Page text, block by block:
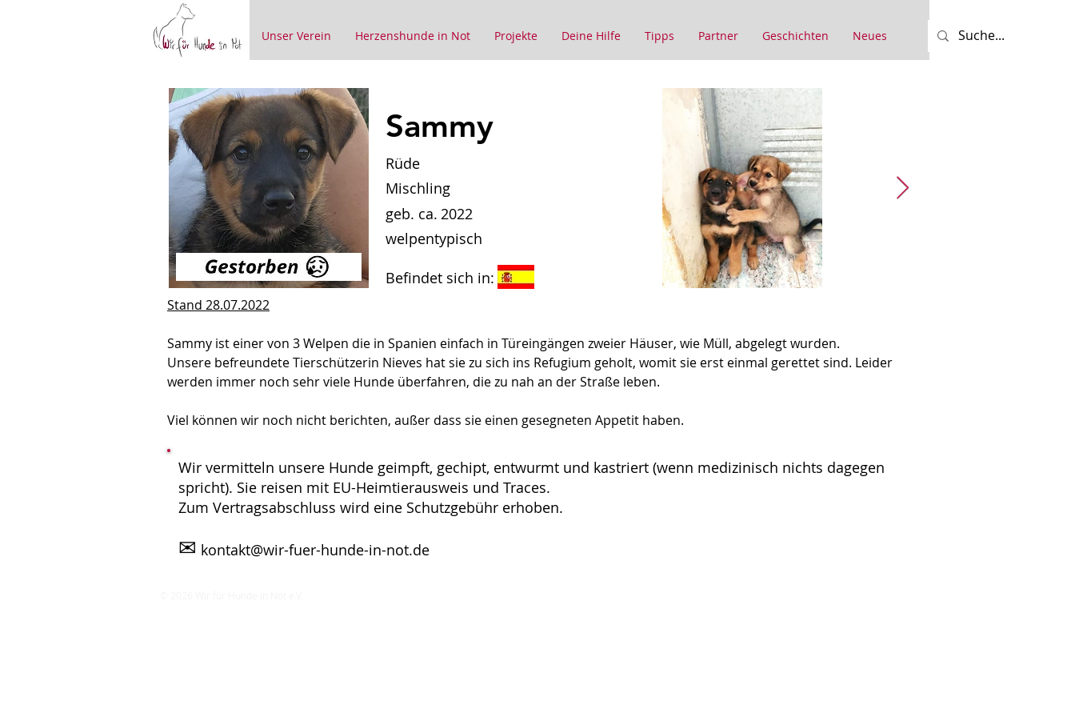
Unser Verein Herzenshunde in Not Projekte Deine Hilfe Tipps Partner Geschichten Neues
Sammy
Rüde
Mischling
2022
welpentypisch
Befindet sich in:
geb. ca.
Stand 28.07.2022
Sammy ist einer von 3 Welpen die in Spanien einfach in Türeingängen zweier Häuser, wie Müll, abgelegt wurden.
Unsere befreundete Tierschützerin Nieves hat sie zu sich ins Refugium geholt, womit sie erst einmal gerettet sind. Leider
werden immer noch sehr viele Hunde überfahren, die zu nah an der Straße leben.
Viel können wir noch nicht berichten, außer dass sie einen gesegneten Appetit haben.
Wir vermitteln unsere Hunde geimpft, gechipt, entwurmt und kastriert (wenn medizinisch nichts dagegen
spricht). Sie reisen mit EU-Heimtierausweis und Traces.
Zum Vertragsabschluss wird eine Schutzgebühr erhoben.
✉ kontakt@wir-fuer-hunde-in-not.de